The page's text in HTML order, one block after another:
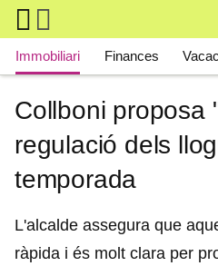
Skip to main content
Main navigation
Immobiliari Finances
Collboni proposa
regulació dels
temporada
L'alcalde assegura que
ràpida i és molt clara per